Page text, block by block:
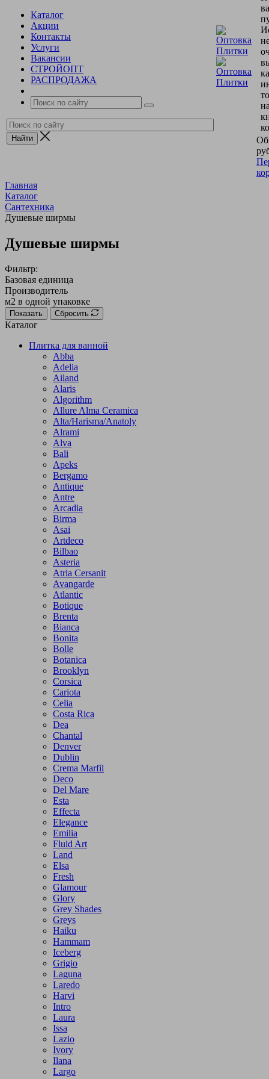
Каталог
Акции
Контакты
Услуги
Вакансии
СТРОЙОПТ
РАСПРОДАЖА
Главная
Каталог
Сантехника
Душевые ширмы
Душевые ширмы
Фильтр:
Базовая единица
Производитель
м2 в одной упаковке
Показать Сбросить
Каталог
Плитка для ванной
Abba
Adelia
Ailand
Alaris
Algorithm
Allure Alma Ceramica
Alta/Harisma/Anatoly
Alrami
Alva
Bali
Apeks
Bergamo
Antique
Antre
Arcadia
Birma
Asai
Artdeco
Bilbao
Asteria
Atria Cersanit
Avangarde
Atlantic
Botique
Brenta
Bianca
Bonita
Bolle
Botanica
Brooklyn
Corsica
Cariota
Celia
Costa Rica
Dea
Chantal
Denver
Dublin
Crema Marfil
Deco
Del Mare
Esta
Effecta
Elegance
Emilia
Fluid Art
Land
Elsa
Fresh
Glamour
Glory
Grey Shades
Greys
Haiku
Hammam
Iceberg
Grigio
Laguna
Laredo
Harvi
Intro
Laura
Issa
Lazio
Ivory
Ilana
Largo